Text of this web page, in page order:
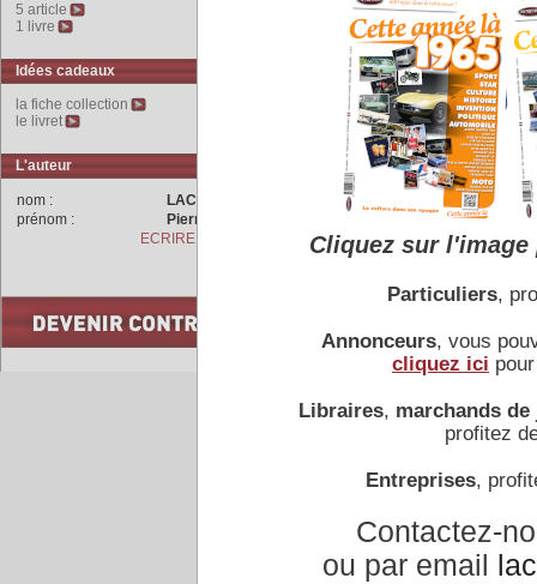
5 article
1 livre
Idées cadeaux
la fiche collection
le livret
L'auteur
nom :
LACHET
prénom :
Pierre
ECRIRE A L'AUTEUR
La voiture perd son pare-
remplacés par des jantes
COMMENTAIRES
le 06/01/2014,
Un bon site sur la
CELTAQUATRE-
Conseiller à un
Cliquez sur
Particuliers,
Annonceurs, vous
cliquez ici
Libraires, marchands de
profitez
Entreprises,
Contactez-
ou par email